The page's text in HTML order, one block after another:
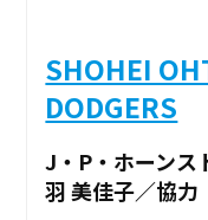
SHOHEI
DODGERS
J・P・ホーン
羽 美佳子／協力